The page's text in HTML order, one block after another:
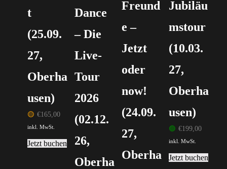
t
(25.09.
27,
Oberha
usen)
🟡 €165,00
inkl. MwSt.
Jetzt buchen
Dance
– Die
Live-
Tour
2026
(02.12.
26,
Oberha
Freund
e –
Jetzt
oder
now!
(24.09.
27,
Oberha
Jubiläu
mstour
(10.03.
27,
Oberha
usen)
🟢 €199,00
inkl. MwSt.
Jetzt buchen